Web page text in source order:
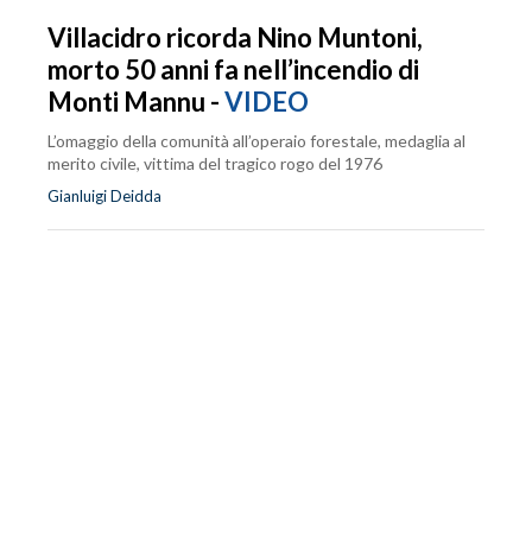
Villacidro ricorda Nino Muntoni,
morto 50 anni fa nell’incendio di
Monti Mannu -VIDEO
L’omaggio della comunità all’operaio forestale, medaglia al
merito civile, vittima del tragico rogo del 1976
Gianluigi Deidda